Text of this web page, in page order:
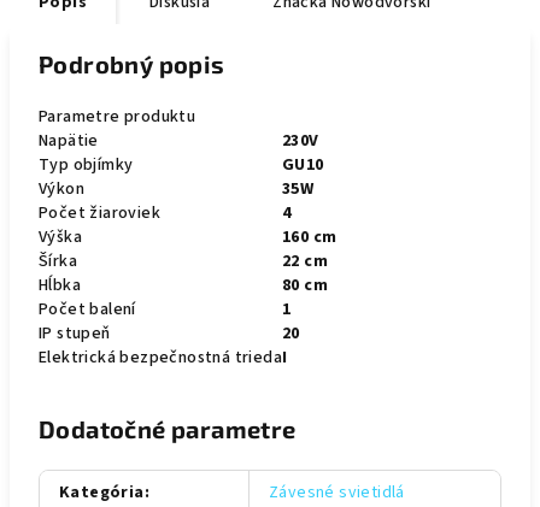
Podrobný popis
Parametre produktu
Napätie
230V
Typ objímky
GU10
Výkon
35W
Počet žiaroviek
4
Výška
160 cm
Šírka
22 cm
Hĺbka
80 cm
Počet balení
1
IP stupeň
20
Elektrická bezpečnostná triedaI
Dodatočné parametre
Kategória: Závesné svietidlá